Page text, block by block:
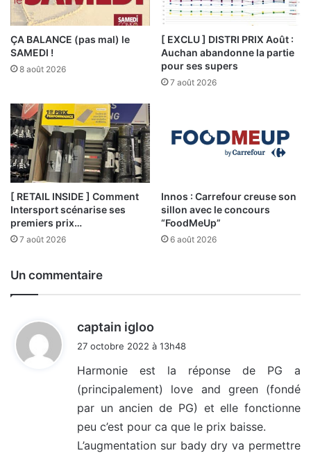
ÇA BALANCE (pas mal) le
SAMEDI !
8 août 2026
[ EXCLU ] DISTRI PRIX Août :
Auchan abandonne la partie
pour ses supers
7 août 2026
[ RETAIL INSIDE ] Comment
Intersport scénarise ses
premiers prix…
7 août 2026
Innos : Carrefour creuse son
sillon avec le concours
“FoodMeUp”
6 août 2026
Un commentaire
captain igloo
:
27 octobre 2022 à 13h48
Harmonie est la réponse de PG a
(principalement) love and green (fondé
par un ancien de PG) et elle fonctionne
peu c’est pour ca que le prix baisse.
L’augmentation sur bady dry va permettre